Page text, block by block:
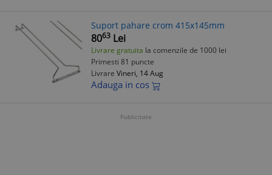
Suport pahare crom 415x145mm
8063 Lei
Livrare gratuita la comenzile de 1000 lei
Primesti 81 puncte
Livrare Vineri, 14 Aug
Adauga in cos
Publicitate